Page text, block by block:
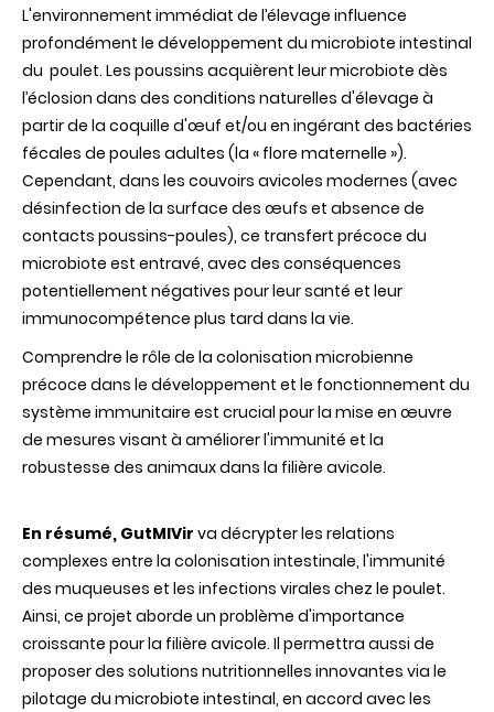
L'environnement immédiat de l’élevage influence
profondément le développement du microbiote intestinal
du poulet. Les poussins acquièrent leur microbiote dès
l’éclosion dans des conditions naturelles d'élevage à
partir de la coquille d'œuf et/ou en ingérant des bactéries
fécales de poules adultes (la « flore maternelle »).
Cependant, dans les couvoirs avicoles modernes (avec
désinfection de la surface des œufs et absence de
contacts poussins-poules), ce transfert précoce du
microbiote est entravé, avec des conséquences
potentiellement négatives pour leur santé et leur
immunocompétence plus tard dans la vie.
Comprendre le rôle de la colonisation microbienne
précoce dans le développement et le fonctionnement du
système immunitaire est crucial pour la mise en œuvre
de mesures visant à améliorer l'immunité et la
robustesse des animaux dans la filière avicole.
En résumé, GutMIVir va décrypter les relations
complexes entre la colonisation intestinale, l'immunité
des muqueuses et les infections virales chez le poulet.
Ainsi, ce projet aborde un problème d'importance
croissante pour la filière avicole. Il permettra aussi de
proposer des solutions nutritionnelles innovantes via le
pilotage du microbiote intestinal, en accord avec les